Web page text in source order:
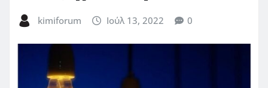
kimiforum Ιούλ 13, 2022 0